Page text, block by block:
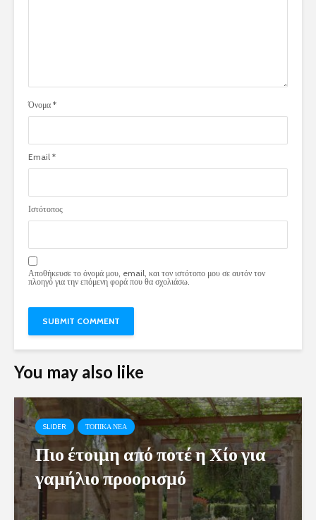
Όνομα *
Email *
Ιστότοπος
Αποθήκευσε το όνομά μου, email, και τον ιστότοπο μου σε αυτόν τον
πλοηγό για την επόμενη φορά που θα σχολιάσω.
You may also like
SLIDER ΤΟΠΙΚΑ ΝΕΑ
Πιο έτοιμη από ποτέ η Χίο για
γαμήλιο προορισμό